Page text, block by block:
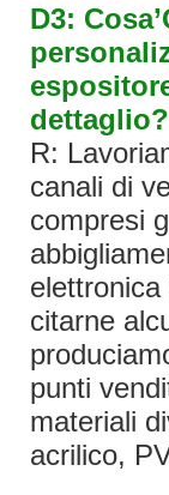
D3:
dettaglio?
R:
canali di
compresi
citarne
punti
materiali
acrilico,